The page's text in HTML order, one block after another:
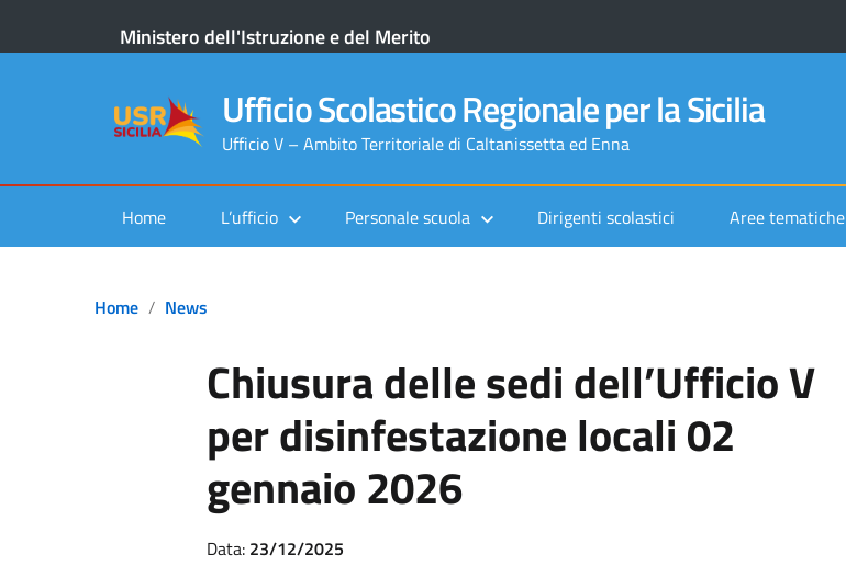
Ministero dell'Istruzione e del Merito
Ufficio Scolastico Regionale per la Sicilia
Ufficio V – Ambito Territoriale di Caltanissetta ed Enna
Home L’ufficio Personale scuola Dirigenti scolastici Aree tematiche
Home News
Chiusura delle sedi dell’Ufficio V
per disinfestazione locali 02
gennaio 2026
Data: 23/12/2025